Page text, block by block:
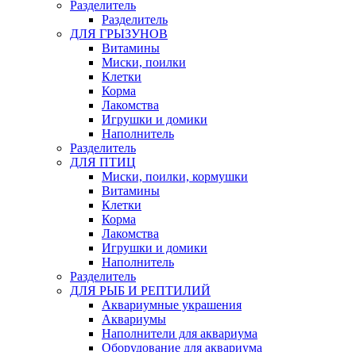
Pазделитель
Разделитель
ДЛЯ ГРЫЗУНОВ
Витамины
Миски, поилки
Клетки
Корма
Лакомства
Игрушки и домики
Наполнитель
Разделитель
ДЛЯ ПТИЦ
Миски, поилки, кормушки
Витамины
Клетки
Корма
Лакомства
Игрушки и домики
Наполнитель
Разделитель
ДЛЯ РЫБ И РЕПТИЛИЙ
Аквариумные украшения
Аквариумы
Наполнители для аквариума
Оборудование для аквариума